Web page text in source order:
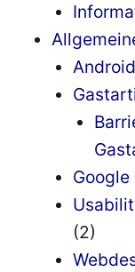
Android
Google
(2)